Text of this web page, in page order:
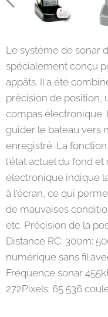
Le système de sonar
spécialement conçu
appâts. Il a été
précision de position,
compas électronique.
guider le bateau vers
enregistré. La
l'état actuel du fond
électronique indique
à l'écran, ce qui
de mauvaises
etc. Précision de la
Distance RC: 300m;
numérique sans fil
Fréquence sonar
272Pixels; 65 536